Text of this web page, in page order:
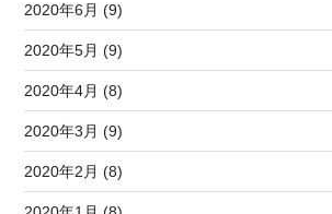
2020年6月 (9)
2020年5月 (9)
2020年4月 (8)
2020年3月 (9)
2020年2月 (8)